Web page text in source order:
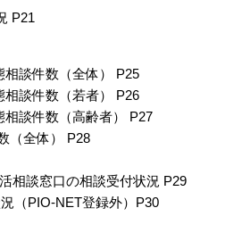
P21
談件数（全体） P25
談件数（若者） P26
談件数（高齢者） P27
（全体） P28
相談窓口の相談受付状況 P29
（PIO-NET登録外）P30